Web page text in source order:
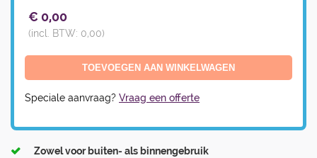
€ 0,00
(incl. BTW: 0,00)
Speciale aanvraag? Vraag een offerte
Zowel voor buiten- als binnengebruik